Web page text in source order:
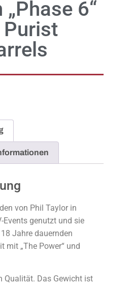
6“
Purist
von Phil Taylor in
Events genutzt und sie
Jahre dauernden
mit „The Power“ und
Qualität. Das Gewicht ist